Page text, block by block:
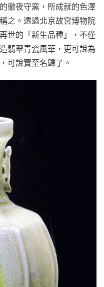
徹夜守窯，所成就的色澤
之。透過北京故宮博物院
世的「新生品種」，不僅
翡翠青瓷風華，更可說為
可說實至名歸了。